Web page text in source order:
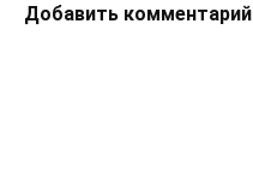
Добавить комментарий